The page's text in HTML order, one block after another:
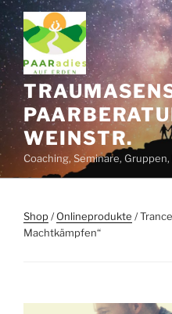
Zum
Inhalt
springen
WEINSTR.
Coaching, Seminare, Gruppen,
Shop/Onlineprodukte /
Machtkämpfen“